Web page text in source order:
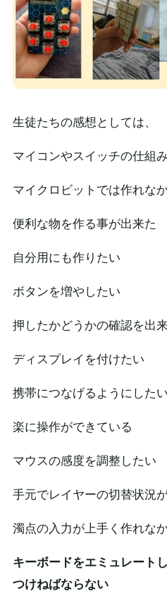
生徒たちの感想としては、
マイコンやスイッチの仕組
マイクロビットでは作れな
便利な物を作る事が出来た
自分用にも作りたい
ボタンを増やしたい
押したかどうかの確認を出
ディスプレイを付けたい
携帯につなげるようにしたい
楽に操作ができている
マウスの感度を調整したい
手元でレイヤーの切替状況
濁点の入力が上手く作れな
キーボードをエミュレート
つけねばならない